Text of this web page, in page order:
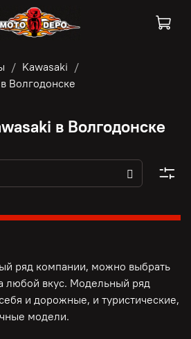
Kawasaki
Волгодонске
в Волгодонске
ряд компании, можно выбрать
любой вкус. Модельный ряд
и дорожные, и туристические,
модели.